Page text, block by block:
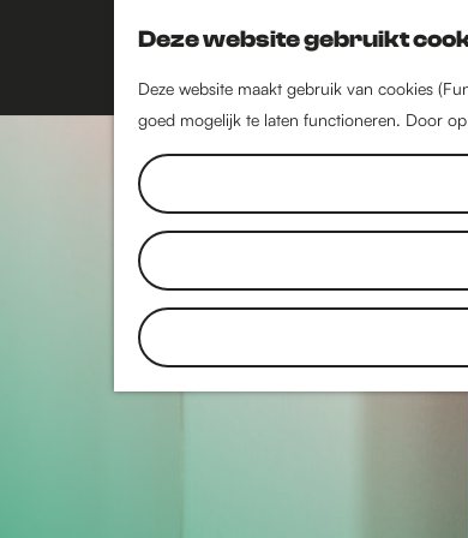
Deze website gebruikt
Deze website maakt gebruik van cookies
goed mogelijk te laten functioneren. Door